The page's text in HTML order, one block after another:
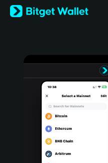
English
日本語
Türkçe
Português (Portugal)
Bahasa Indonesia